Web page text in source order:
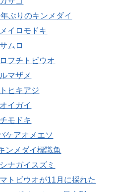
ぶりのキンメダイ
イロモドキ
ムロ
フチトビウオ
マザメ
ヒキアジ
イガイ
モドキ
ケアオメエソ
ンメダイ標識魚
ナガイスズミ
トビウオが11月に採れた